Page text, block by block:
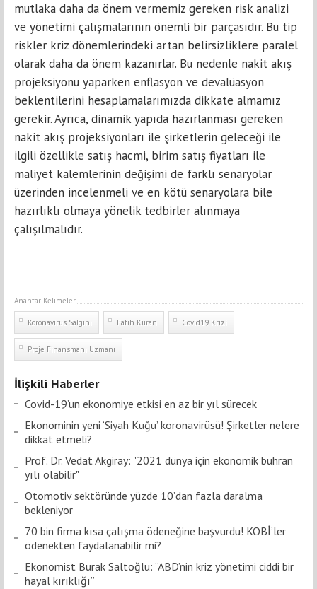
mutlaka daha da önem vermemiz gereken risk analizi
ve yönetimi çalışmalarının önemli bir parçasıdır. Bu tip
riskler kriz dönemlerindeki artan belirsizliklere paralel
olarak daha da önem kazanırlar. Bu nedenle nakit akış
projeksiyonu yaparken enflasyon ve devalüasyon
beklentilerini hesaplamalarımızda dikkate almamız
gerekir. Ayrıca, dinamik yapıda hazırlanması gereken
nakit akış projeksiyonları ile şirketlerin geleceği ile
ilgili özellikle satış hacmi, birim satış fiyatları ile
maliyet kalemlerinin değişimi de farklı senaryolar
üzerinden incelenmeli ve en kötü senaryolara bile
hazırlıklı olmaya yönelik tedbirler alınmaya
çalışılmalıdır.
Anahtar Kelimeler
Koronavirüs Salgını Fatih Kuran Covid19 Krizi
Proje Finansmanı Uzmanı
İlişkili Haberler
Covid-19’un ekonomiye etkisi en az bir yıl sürecek
Ekonominin yeni ‘Siyah Kuğu’ koronavirüsü! Şirketler nelere
dikkat etmeli?
Prof. Dr. Vedat Akgiray: "2021 dünya için ekonomik buhran
yılı olabilir"
Otomotiv sektöründe yüzde 10’dan fazla daralma
bekleniyor
70 bin firma kısa çalışma ödeneğine başvurdu! KOBİ’ler
ödenekten faydalanabilir mi?
Ekonomist Burak Saltoğlu: “ABD’nin kriz yönetimi ciddi bir
hayal kırıklığı”